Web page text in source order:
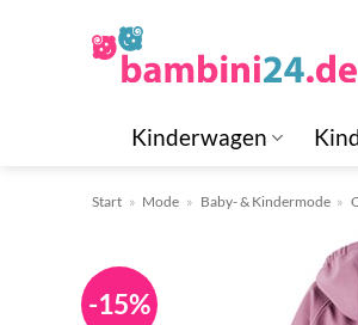
Kinderwagen
Start » Mode » Baby- & Kindermode »
-15%